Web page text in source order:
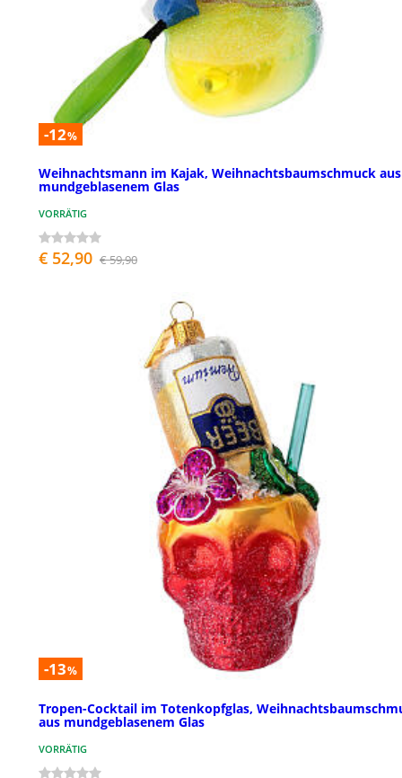
-12%
Weihnachtsmann im Kajak, Weihnachtsbaumschmuck aus
mundgeblasenem Glas
VORRÄTIG
€ 52,90 € 59,90
-13%
Tropen-Cocktail im Totenkopfglas,
aus mundgeblasenem Glas
VORRÄTIG